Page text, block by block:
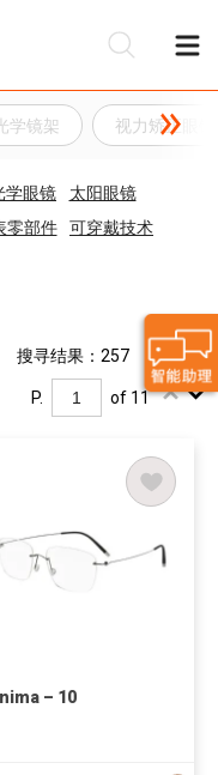
学镜架 视力矫正眼镜
学眼镜
太阳眼镜
零部件
可穿戴技术
搜寻结果：257
P. of 11
– 10